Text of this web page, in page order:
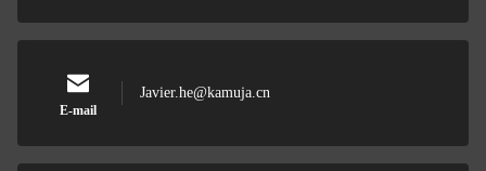
E-mail
Javier.he@kamuja.cn